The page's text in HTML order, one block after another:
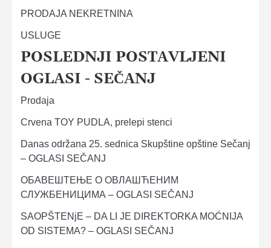
PRODAJA NEKRETNINA
USLUGE
POSLEDNJI POSTAVLJENI
OGLASI - SEČANJ
Prodaja
Crvena TOY PUDLA, prelepi stenci
Danas održana 25. sednica Skupštine opštine Sečanj
– OGLASI SEČANJ
ОБАВЕШТЕЊЕ О ОВЛАШЋЕНИМ
СЛУЖБЕНИЦИМА – OGLASI SEČANJ
SAOPŠTENjE – DA LI JE DIREKTORKA MOĆNIJA
OD SISTEMA? – OGLASI SEČANJ